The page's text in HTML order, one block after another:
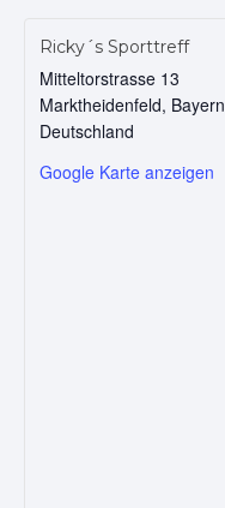
Ricky´s Sporttreff
Mitteltorstrasse 13
Marktheidenfeld, Bayern
Deutschland
Google Karte anzeigen